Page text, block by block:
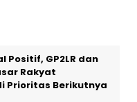
Positif, GP2LR dan
Rakyat
Prioritas Berikutnya